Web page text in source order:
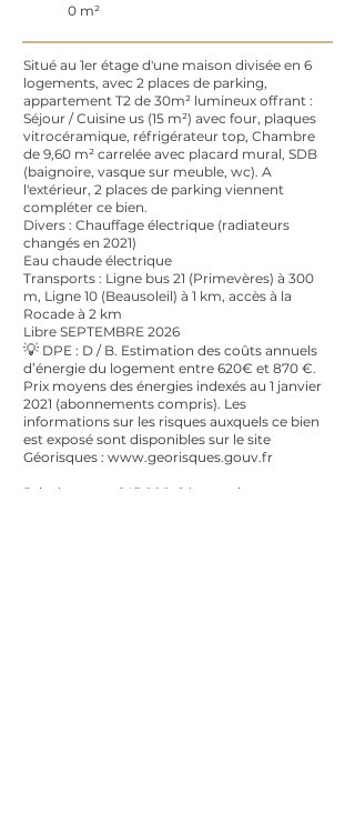
0 m²
Situé au 1er étage d'une maison divisée en 6
logements, avec 2 places de parking,
appartement T2 de 30m² lumineux offrant :
Séjour / Cuisine us (15 m²) avec four, plaques
vitrocéramique, réfrigérateur top, Chambre
de 9,60 m² carrelée avec placard mural, SDB
(baignoire, vasque sur meuble, wc). A
l'extérieur, 2 places de parking viennent
compléter ce bien.
Divers : Chauffage électrique (radiateurs
changés en 2021)
Eau chaude électrique
Transports : Ligne bus 21 (Primevères) à 300
m, Ligne 10 (Beausoleil) à 1 km, accès à la
Rocade à 2 km
Libre SEPTEMBRE 2026
💡 DPE : D / B. Estimation des coûts annuels
d’énergie du logement entre 620€ et 870 €.
Prix moyens des énergies indexés au 1 janvier
2021 (abonnements compris). Les
informations sur les risques auxquels ce bien
est exposé sont disponibles sur le site
Géorisques : www.georisques.gouv.fr
Prix de vente ; 145.000 € honoraire agence